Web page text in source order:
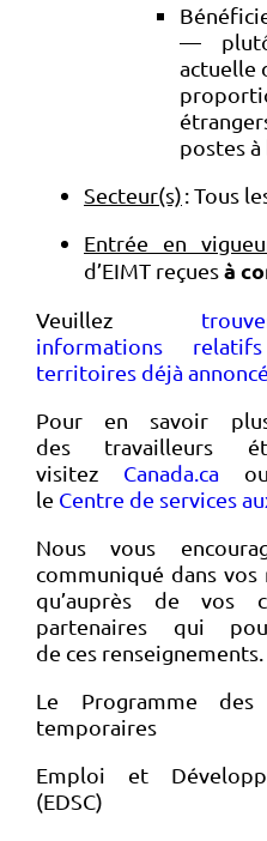
—
actuelle
postes à
Secteur(s): Tous
Entrée en
d’EIMT reçuesà
Veuillez
informations
territoires déjà
Pour en savoir
des travailleurs
visitez Canada.ca ou
le Centre de services
Nous vous
communiqué dans vos
qu’auprès de vos
partenaires qui
de ces renseignements.
Le Programme des
temporaires
Emploi et
(EDSC)